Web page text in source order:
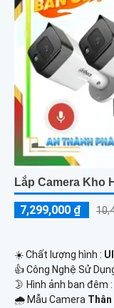
Lắp Camera Kho
7,299,000 ₫
☀️ Chất lượng hình :
👍 Công Nghệ Sử
🌛 Hình ảnh ban đêm :
🌧️ Mẫu Camera Thân